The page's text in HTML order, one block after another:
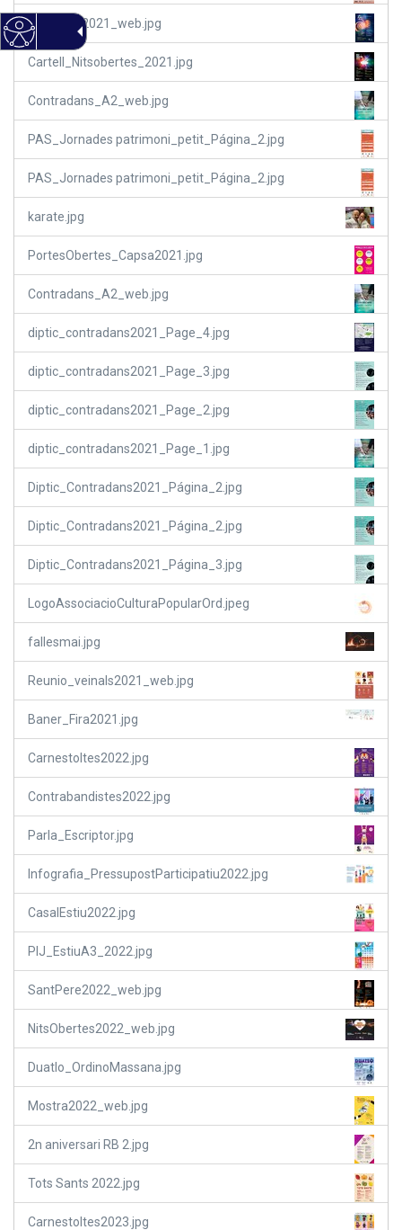
SantPere2021_web.jpg
Cartell_Nitsobertes_2021.jpg
Contradans_A2_web.jpg
PAS_Jornades patrimoni_petit_Página_2.jpg
PAS_Jornades patrimoni_petit_Página_2.jpg
karate.jpg
PortesObertes_Capsa2021.jpg
Contradans_A2_web.jpg
diptic_contradans2021_Page_4.jpg
diptic_contradans2021_Page_3.jpg
diptic_contradans2021_Page_2.jpg
diptic_contradans2021_Page_1.jpg
Diptic_Contradans2021_Página_2.jpg
Diptic_Contradans2021_Página_2.jpg
Diptic_Contradans2021_Página_3.jpg
LogoAssociacioCulturaPopularOrd.jpeg
fallesmai.jpg
Reunio_veinals2021_web.jpg
Baner_Fira2021.jpg
Carnestoltes2022.jpg
Contrabandistes2022.jpg
Parla_Escriptor.jpg
Infografia_PressupostParticipatiu2022.jpg
CasalEstiu2022.jpg
PIJ_EstiuA3_2022.jpg
SantPere2022_web.jpg
NitsObertes2022_web.jpg
Duatlo_OrdinoMassana.jpg
Mostra2022_web.jpg
2n aniversari RB 2.jpg
Tots Sants 2022.jpg
Carnestoltes2023.jpg